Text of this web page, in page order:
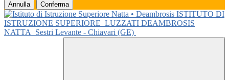
Annulla Conferma
ISTITUTO DI
ISTRUZIONE SUPERIORE LUZZATI DEAMBROSIS
NATTA
Sestri Levante - Chiavari (GE)